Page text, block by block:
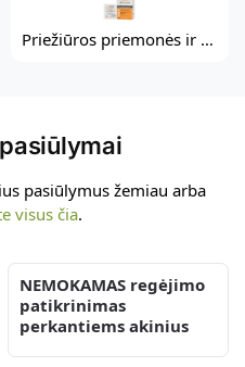
Priežiūros priemonės ir aksesuarai
pasiūlymus žemiau arba
visus čia.
NEMOKAMAS regėjimo
patikrinimas
perkantiems akinius